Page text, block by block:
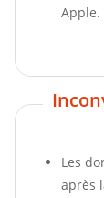
Apple.
Les
après